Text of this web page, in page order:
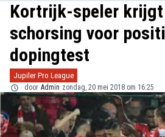
Kortrijk-speler
schorsing voor
dopingtest
Jupiler Pro League
door Admin zondag, 20 mei 2018 om 16:25